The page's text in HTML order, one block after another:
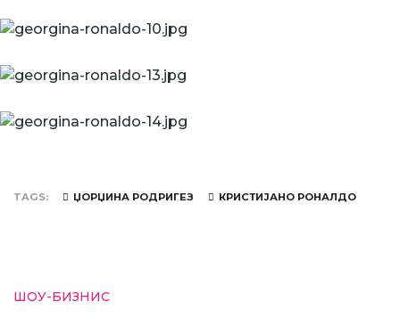
TAGS ЏОРЏИНА РОДРИГЕЗ КРИСТИЈАНО РОНАЛДО
ШОУ-БИЗНИС